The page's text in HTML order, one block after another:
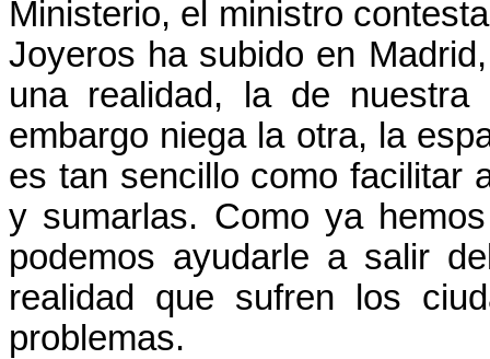
Ministerio, el ministro
Joyeros ha subido en
una realidad, la de
embargo niega la otra, la
es tan sencillo como facilitar
y sumarlas. Como ya
podemos ayudarle a salir
realidad que sufren los
problemas.